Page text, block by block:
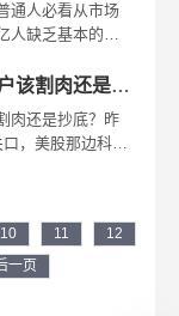
名确...
通人必看从市场
人缺乏基本的金
数字货币的前景
社...
比特币美股双杀，散户该割肉还是抄底？
肉还是抄底？昨
，美股那边科技
交易所的比特币
...
10 11
12
一页